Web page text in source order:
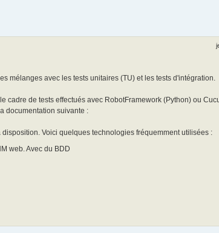
mélanges avec les tests unitaires (TU) et les tests d'intégration.
de tests effectués avec RobotFramework (Python) ou
documentation suivante :
Voici quelques technologies fréquemment utilisées :
web. Avec du BDD